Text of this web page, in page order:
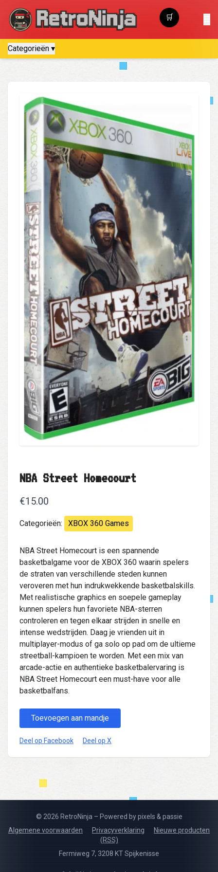
Categorieën ▾
🛒
Winkelwagen
NBA Street Homecourt
€15.00
Categorieën: XBOX 360 Games
NBA Street Homecourt is een spannende
basketbalgame voor de XBOX 360 waarin spelers
de straten van verschillende steden kunnen
veroveren met hun indrukwekkende basketbalskills.
Met realistische graphics en soepele gameplay
kunnen spelers hun favoriete NBA-sterren
controleren en tegen elkaar strijden in snelle en
intense wedstrijden. Daag je vrienden uit in
multiplayer-modus of ga solo op pad om de ultieme
streetball-kampioen te worden. Met een mix van
arcade-actie en authentieke basketbalervaring is
NBA Street Homecourt een must-have voor alle
basketbalfans.
Toevoegen aan mandje
Deel op Facebook Deel op X
© 2026 RetroNinja – Powered by pixels & passie
Algemene voorwaarden
Privacyverklaring
Nieuwe producten
(RSS)
Fermiweg 7, 3208 KT Spijkenisse